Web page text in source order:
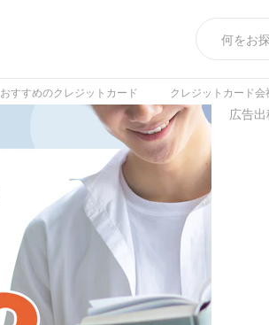
おすすめのクレジットカード クレジットカード会
広告